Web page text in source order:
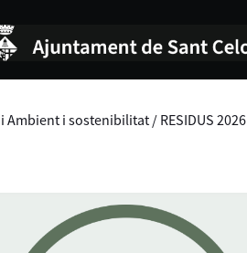
Ambient i sostenibilitat / RESIDUS 2026